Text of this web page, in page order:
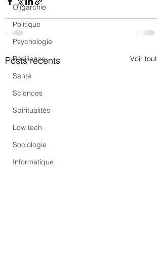
Oligarchie
Politique
Psychologie
Résilience
Santé
Sciences
Spiritualités
Low tech
Sociologie
Informatique
Posts récents Voir tout